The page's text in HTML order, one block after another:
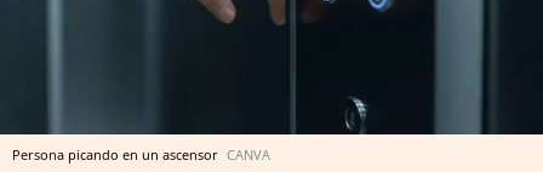
Persona picando en un ascensor CANVA